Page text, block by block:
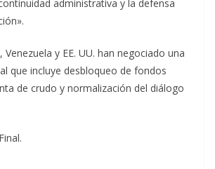
administrativa y la defensa
y EE. UU. han negociado una
que incluye desbloqueo de fondos
de crudo y normalización del diálogo